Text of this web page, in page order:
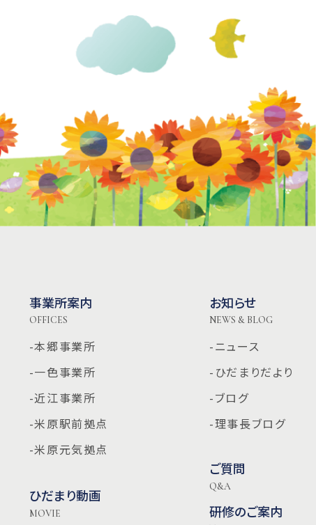
事業所案内
OFFICES
-本郷事業所
-一色事業所
-近江事業所
-米原駅前拠点
-米原元気拠点
ひだまり動画
MOVIE
お知らせ
NEWS & BLOG
-ニュース
-ひだまりだより
-ブログ
-理事長ブログ
ご質問
Q&A
研修のご案内